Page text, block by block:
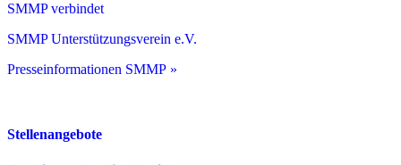
SMMP verbindet
SMMP Unterstützungsverein e.V.
Presseinformationen SMMP »
Stellenangebote